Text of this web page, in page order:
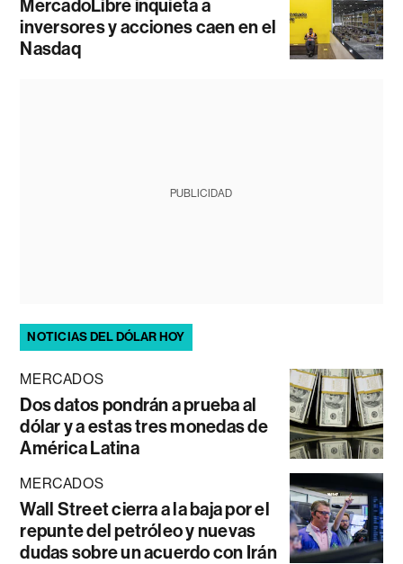
MercadoLibre inquieta a
inversores y acciones caen en el
Nasdaq
PUBLICIDAD
NOTICIAS DEL DÓLAR HOY
MERCADOS
Dos datos pondrán a prueba al
dólar y a estas tres monedas de
América Latina
MERCADOS
Wall Street cierra a la baja por el
repunte del petróleo y nuevas
dudas sobre un acuerdo con Irán